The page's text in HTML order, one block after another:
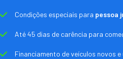
Condições especiais para pessoa
Até 45 dias de carência para
Financiamento de veículos novos e